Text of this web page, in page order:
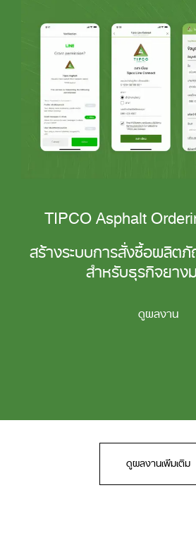
TIPCO Asphalt
สร้างระบบการสั่งซื้อผลิต
สำหรับธุรกิจยาง
ดูผลงาน
ดูผลงานเพิ่มเติม